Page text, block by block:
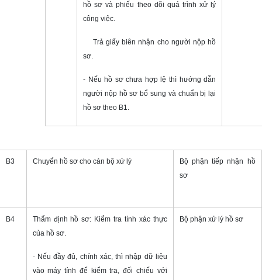
hồ sơ và phiếu theo dõi quá trình xử lý
công việc.
Trả giấy biên nhận cho người nộp hồ
sơ.
- Nếu hồ sơ chưa hợp lệ thì hướng dẫn
người nộp hồ sơ bổ sung và chuẩn bị lại
hồ sơ theo B1.
B3 Chuyển hồ sơ cho cán bộ xử lý
Bộ phận tiếp nhận hồ
sơ
B4
Thẩm định hồ sơ: Kiểm tra tính xác thực
của hồ sơ.
- Nếu đầy đủ, chính xác, thì nhập dữ liệu
vào máy tính để kiểm tra, đối chiếu với
Bộ phận xử lý hồ sơ